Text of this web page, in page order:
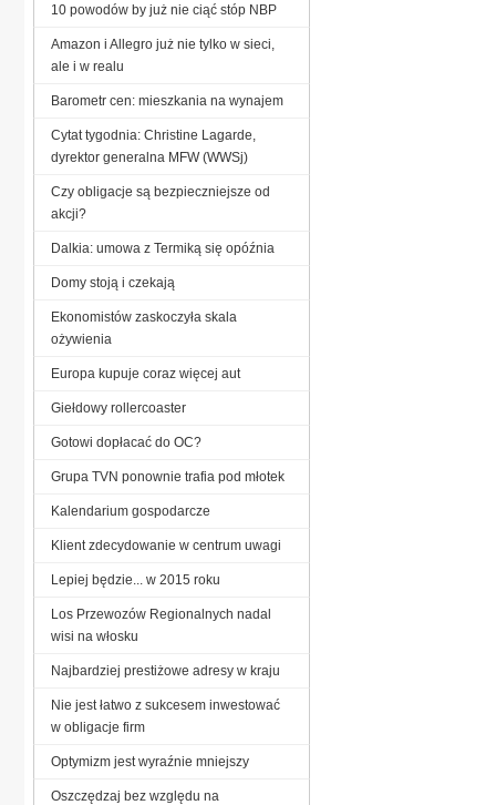
10 powodów by już nie ciąć stóp NBP
Amazon i Allegro już nie tylko w sieci,
ale i w realu
Barometr cen: mieszkania na wynajem
Cytat tygodnia: Christine Lagarde,
dyrektor generalna MFW (WWSj)
Czy obligacje są bezpieczniejsze od
akcji?
Dalkia: umowa z Termiką się opóźnia
Domy stoją i czekają
Ekonomistów zaskoczyła skala
ożywienia
Europa kupuje coraz więcej aut
Giełdowy rollercoaster
Gotowi dopłacać do OC?
Grupa TVN ponownie trafia pod młotek
Kalendarium gospodarcze
Klient zdecydowanie w centrum uwagi
Lepiej będzie... w 2015 roku
Los Przewozów Regionalnych nadal
wisi na włosku
Najbardziej prestiżowe adresy w kraju
Nie jest łatwo z sukcesem inwestować
w obligacje firm
Optymizm jest wyraźnie mniejszy
Oszczędzaj bez względu na